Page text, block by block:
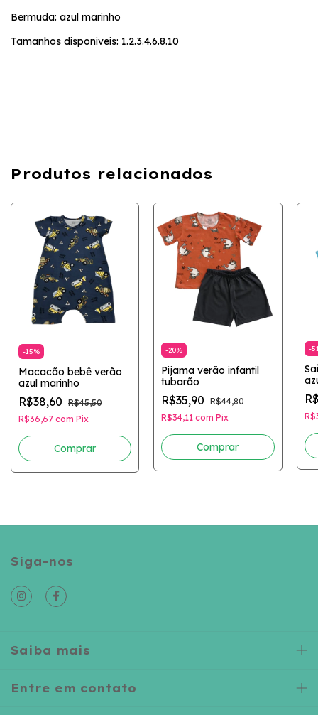
Bermuda: azul marinho
Tamanhos disponiveis: 1.2.3.4.6.8.10
Produtos relacionados
-15%
Macacão bebê verão
azul marinho
R$38,60 R$45,50
R$36,67 com Pix
Comprar
-20%
Pijama verão infantil
tubarão
R$35,90
R$44,80
R$34,11com Pix
Comprar
-
Siga-nos
Saiba mais
Entre em contato